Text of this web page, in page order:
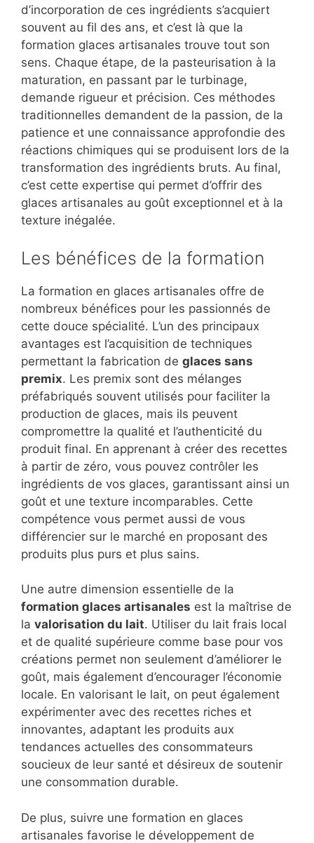
d’incorporation de ces ingrédients s’acquiert
souvent au fil des ans, et c’est là que la
formation glaces artisanales trouve tout son
sens. Chaque étape, de la pasteurisation à la
maturation, en passant par le turbinage,
demande rigueur et précision. Ces méthodes
traditionnelles demandent de la passion, de la
patience et une connaissance approfondie des
réactions chimiques qui se produisent lors de la
transformation des ingrédients bruts. Au final,
c’est cette expertise qui permet d’offrir des
glaces artisanales au goût exceptionnel et à la
texture inégalée.
Les bénéfices de la formation
La formation en glaces artisanales offre de
nombreux bénéfices pour les passionnés de
cette douce spécialité. L’un des principaux
avantages est l’acquisition de techniques
permettant la fabrication de glaces sans
premix. Les premix sont des mélanges
préfabriqués souvent utilisés pour faciliter la
production de glaces, mais ils peuvent
compromettre la qualité et l’authenticité du
produit final. En apprenant à créer des recettes
à partir de zéro, vous pouvez contrôler les
ingrédients de vos glaces, garantissant ainsi un
goût et une texture incomparables. Cette
compétence vous permet aussi de vous
différencier sur le marché en proposant des
produits plus purs et plus sains.
Une autre dimension essentielle de la
formation glaces artisanales est la maîtrise de
la valorisation du lait. Utiliser du lait frais local
et de qualité supérieure comme base pour vos
créations permet non seulement d’améliorer le
goût, mais également d’encourager l’économie
locale. En valorisant le lait, on peut également
expérimenter avec des recettes riches et
innovantes, adaptant les produits aux
tendances actuelles des consommateurs
soucieux de leur santé et désireux de soutenir
une consommation durable.
De plus, suivre une formation en glaces
artisanales favorise le développement de